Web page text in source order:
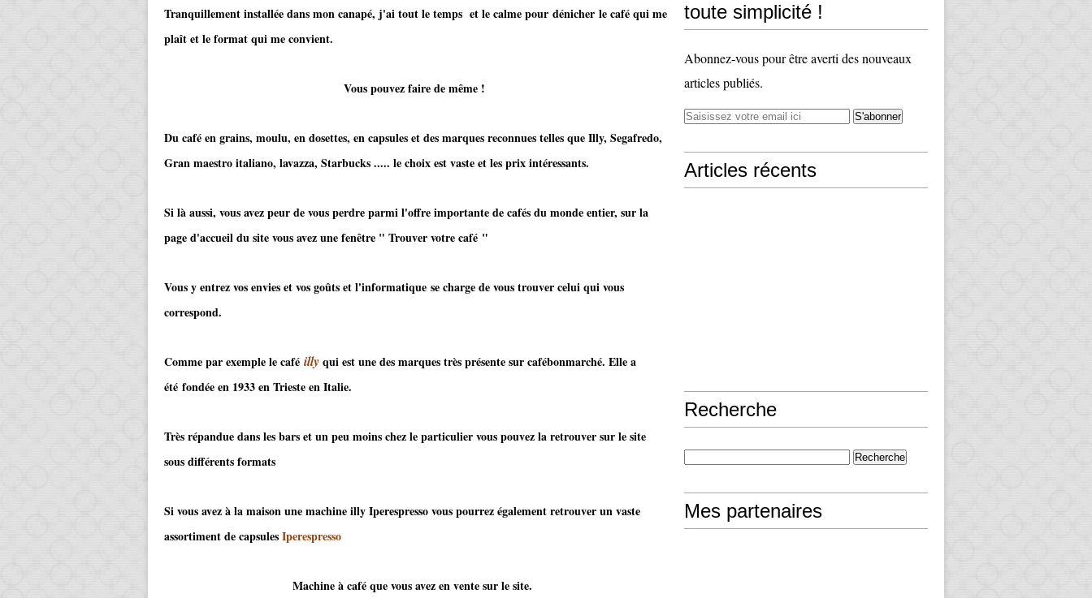
Tranquillement installée dans mon canapé, j'ai tout le temps et le calme pour dénicher le café qui me
plaît et le format qui me convient.
Vous pouvez faire de même !
Du café en grains, moulu, en dosettes, en capsules et des marques reconnues telles que Illy, Segafredo,
Gran maestro italiano, lavazza, Starbucks ..... le choix est vaste et les prix intéressants.
Si là aussi, vous avez peur de vous perdre parmi l'offre importante de cafés du monde entier, sur la
page d'accueil du site vous avez une fenêtre " Trouver votre café "
Vous y entrez vos envies et vos goûts et l'informatique se charge de vous trouver celui qui vous
correspond.
Comme par exemple le café illyqui est une des marques très présente sur cafébonmarché. Elle a
été fondée en 1933 en Trieste en Italie.
Très répandue dans les bars et un peu moins chez le particulier vous pouvez la retrouver sur le site
sous différents formats
Si vous avez à la maison une machine illy Iperespresso vous pourrez également retrouver un vaste
assortiment de capsulesIperespresso
Machine à café que vous avez en vente sur le site.
toute simplicité !
Abonnez-vous pour être averti des nouveaux
articles publiés.
Articles récents
Recherche
Mes partenaires